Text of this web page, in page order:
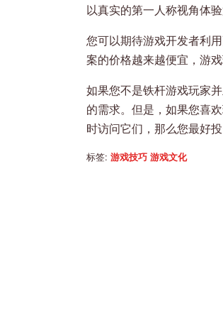
以真实的第一人称视角体验
您可以期待游戏开发者利
案的价格越来越便宜，游
如果您不是铁杆游戏玩家
的需求。但是，如果您喜
时访问它们，那么您最好
标签: 游戏技巧 游戏文化